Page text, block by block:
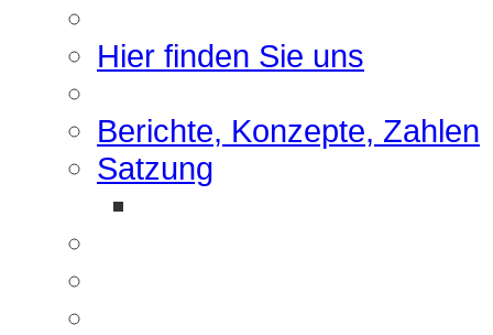
Hier finden Sie uns
Berichte, Konzepte, Zahlen
Satzung